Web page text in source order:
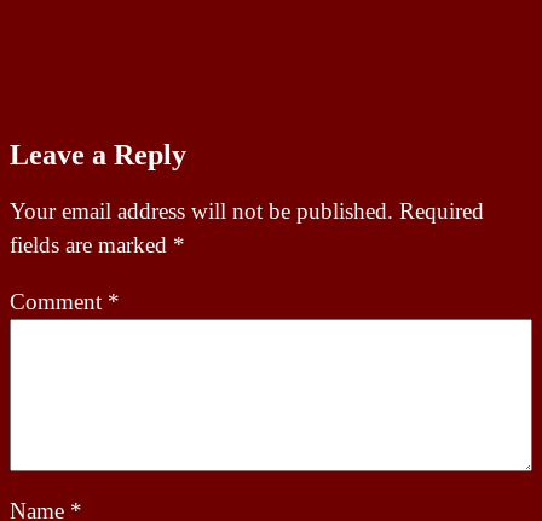
Leave a Reply
Your email address will not be published. Required
fields are marked *
Comment *
Name *